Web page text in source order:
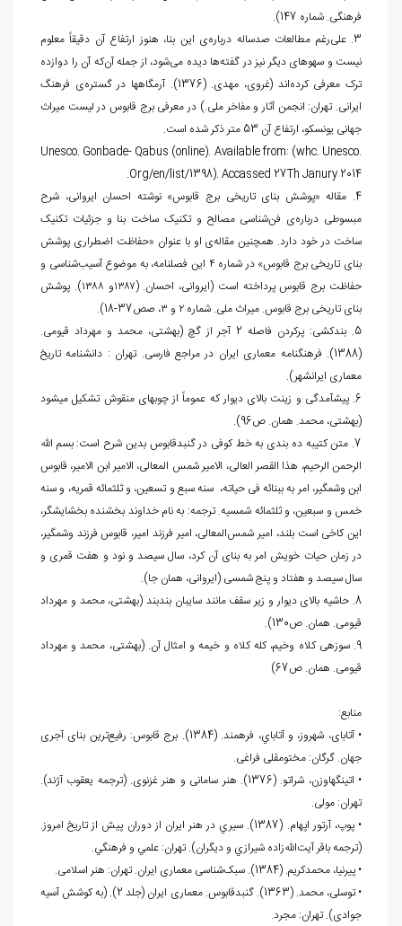
فرهنگی. شماره 147).
3. علی‌رغم مطالعات صدساله درباره‌ی این بنا، هنوز ارتفاع آن دقیقاً معلوم
نیست و سهوهای دیگر نیز در گفته‌ها دیده می‌شود، از جمله آن‌که آن را دوازده
ترک معرفی کرده‎‌اند (غروی، مهدی. (1376). آرمگاه‎ها در گستره‌ی فرهنگ
ایرانی. تهران: انجمن آثار و مفاخر ملی.) در معرفی برج قابوس در لیست میراث
جهانی یونسکو، ارتفاع آن 53 متر ذکر شده است.
Unesco. Gonbade- Qabus (online). Available from: (whc. Unesco.
Org/en/list/1398). Accassed 27Th Janury 2014.
4. مقاله «پوشش بنای تاریخی برج قابوس» نوشته احسان ایروانی، شرح
مبسوطی درباره‌ی فن‌شناسی مصالح و تکنیک ساخت بنا و جزئیات تکنیک
ساخت در خود دارد. همچنین مقاله‌ی او با عنوان «حفاظت اضطراری پوشش
بنای تاریخی برج قابوس» در شماره ۴ این فصلنامه، به موضوع آسیب‌شناسی و
حفاظت برج قابوس پرداخته است (ایروانی، احسان. (۱۳۸۷و ۱۳۸۸). پوشش
بنای تاریخی برج قابوس. میراث ملی. شماره ۲ و ۳، صص37-18).
5. بندکشی: پرکردن فاصله 2 آجر از گچ (بهشتی، محمد و مهرداد قیومی.
(1388). فرهنگ‏نامه معماری ایران در مراجع فارسی. تهران : دانش‏نامه تاریخ
معماری ایرانشهر).
6. پیش‏آمدگی و زینت بالای دیوار که عموماً از چوب‏های منقوش تشکیل می‎شود
(بهشتی، محمد. همان. ص96).
7. متن کتیبه ده ‌بندی به خط کوفی در گنبدقابوس بدین شرح است: بسم الله
الرحمن الرحیم، هذا القصر العالی، الامیر شمس المعالی، الامیر ابن الامیر، قابوس
ابن وشمگیر، امر به ببنائه فی حیاته، سنه سبع و تسعین، و ثلثمائه قمریه، و سنه
خمس و سبعین، و ثلثمائه شمسیه. ترجمه: به نام خداوند بخشنده بخشایشگر،
این کاخی است بلند، امیر شمس‌المعالی، امیر فرزند امیر، قابوس فرزند وشمگیر،
در زمان حیات خویش امر به بنای آن کرد، سال سیصد و نود و هفت قمری و
سال سیصد و هفتاد و پنج شمسی (ایروانی، همان جا).
8. حاشیه بالای دیوار و زیر سقف مانند سایبان بندبند (بهشتی، محمد و مهرداد
قیومی. همان. ص130).
9. سوزه‏ی کلاه وخیم، کله کلاه و خیمه و امثال آن. (بهشتی، محمد و مهرداد
قیومی. همان. ص67)
منابع:
• آتابای، شهروز، و آتاباي، فرهمند. (1384). برج قابوس: رفيع‌ترين بنای آجری
جهان. گرگان: مختومقلی فراغی.
• اتینگهاوزن، شراتو. (1376). هنر سامانی و هنر غزنوی. (ترجمه یعقوب آژند).
تهران: مولی.
• پوپ، آرتور اپهام. (1387). سيري در هنر ايران از دوران پيش از تاريخ امروز.
(ترجمه باقر آيت‌الله‌زاده شيرازي و ديگران). تهران: علمي و فرهنگي.
• پیرنیا، محمدکریم. (1384). سبک‌شناسی معماری ایران. تهران: هنر اسلامی.
• توسلی، محمد. (1363). گنبدقابوس. معماری ایران (جلد 2). (به کوشش آسیه
جوادی). تهران: مجرد.